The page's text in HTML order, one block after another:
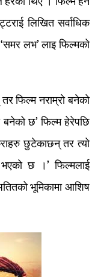
लिखित सर्वाधिक
लभ’ लाइ फिल्मको
फिल्म नराम्रो बनेको
छ’ फिल्म हेरेपछि
छुटेकाछन् तर त्यो
छ ।’ फिल्मलाई
भूमिकामा आशिष